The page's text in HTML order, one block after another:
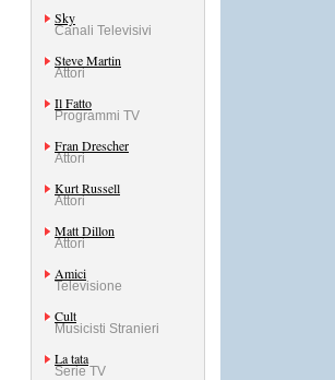
Sky
Canali Televisivi
Steve Martin
Attori
Il Fatto
Programmi TV
Fran Drescher
Attori
Kurt Russell
Attori
Matt Dillon
Attori
Amici
Televisione
Cult
Musicisti Stranieri
La tata
Serie TV